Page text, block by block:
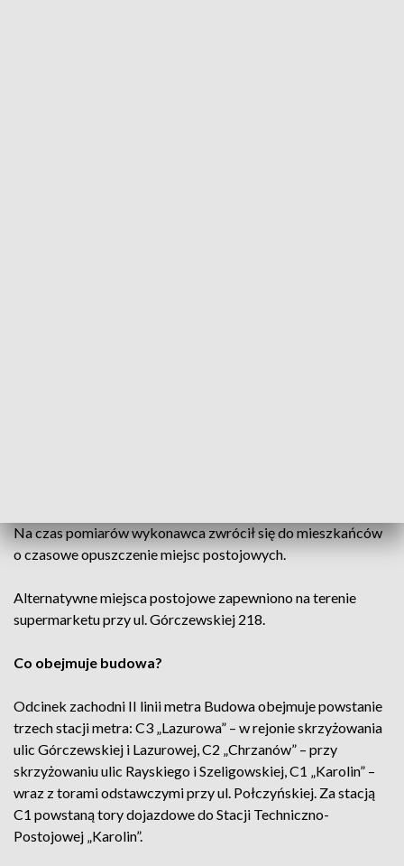
Na czas pomiarów wykonawca zwrócił się do mieszkańców
o czasowe opuszczenie miejsc postojowych.
Alternatywne miejsca postojowe zapewniono na terenie
supermarketu przy ul. Górczewskiej 218.
Co obejmuje budowa?
Odcinek zachodni II linii metra Budowa obejmuje powstanie
trzech stacji metra: C3 „Lazurowa” – w rejonie skrzyżowania
ulic Górczewskiej i Lazurowej, C2 „Chrzanów” – przy
skrzyżowaniu ulic Rayskiego i Szeligowskiej, C1 „Karolin” –
wraz z torami odstawczymi przy ul. Połczyńskiej. Za stacją
C1 powstaną tory dojazdowe do Stacji Techniczno-
Postojowej „Karolin”.